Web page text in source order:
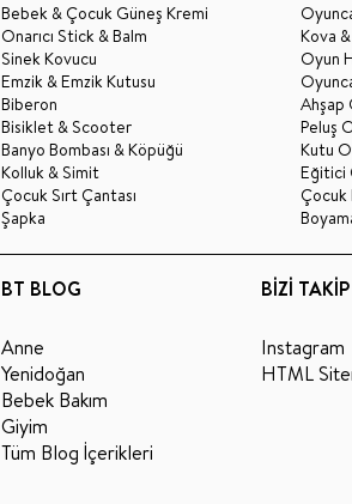
Bebek & Çocuk Güneş Kremi
Onarıcı Stick & Balm
Sinek Kovucu
Emzik & Emzik Kutusu
Biberon
Bisiklet & Scooter
Banyo Bombası & Köpüğü
Kolluk & Simit
Çocuk Sırt Çantası
Şapka
Kova
Oyun
Ahşap
Peluş
Kutu
Eğitici
Çocuk
BT BLOG
Anne
Yenidoğan
Bebek Bakım
Giyim
Tüm Blog İçerikleri
BİZİ
Instagram
HTML